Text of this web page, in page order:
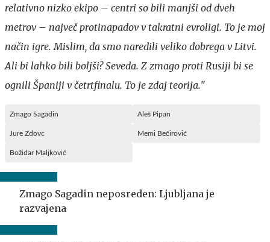
relativno nizko ekipo – centri so bili manjši od dveh
metrov – največ protinapadov v takratni evroligi. To je moj
način igre. Mislim, da smo naredili veliko dobrega v Litvi.
Ali bi lahko bili boljši? Seveda. Z zmago proti Rusiji bi se
ognili Španiji v četrtfinalu. To je zdaj teorija."
Zmago Sagadin Aleš Pipan
Jure Zdovc Memi Bečirović
Božidar Maljković
Zmago Sagadin neposreden: Ljubljana je
razvajena